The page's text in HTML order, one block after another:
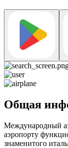
Общая
Международный
аэропорту
знаменитого